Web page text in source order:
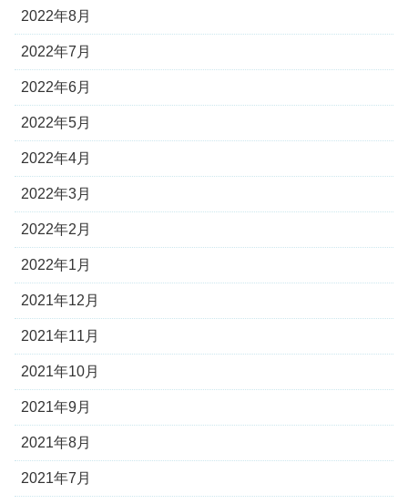
2022年8月
2022年7月
2022年6月
2022年5月
2022年4月
2022年3月
2022年2月
2022年1月
2021年12月
2021年11月
2021年10月
2021年9月
2021年8月
2021年7月